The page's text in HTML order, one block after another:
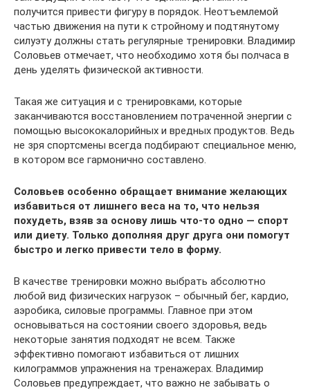
получится привести фигуру в порядок. Неотъемлемой
частью движения на пути к стройному и подтянутому
силуэту должны стать регулярные тренировки. Владимир
Соловьев отмечает, что необходимо хотя бы полчаса в
день уделять физической активности.
Такая же ситуация и с тренировками, которые
заканчиваются восстановлением потраченной энергии с
помощью высококалорийных и вредных продуктов. Ведь
не зря спортсмены всегда подбирают специальное меню,
в котором все гармонично составлено.
Соловьев особенно обращает внимание желающих
избавиться от лишнего веса на то, что нельзя
похудеть, взяв за основу лишь что-то одно — спорт
или диету. Только дополняя друг друга они помогут
быстро и легко привести тело в форму.
В качестве тренировки можно выбрать абсолютно
любой вид физических нагрузок – обычный бег, кардио,
аэробика, силовые программы. Главное при этом
основываться на состоянии своего здоровья, ведь
некоторые занятия подходят не всем. Также
эффективно помогают избавиться от лишних
килограммов упражнения на тренажерах. Владимир
Соловьев предупреждает, что важно не забывать о